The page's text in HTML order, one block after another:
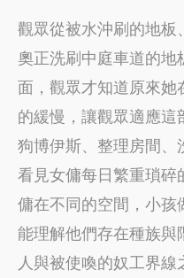
觀眾從被水沖刷的地
奧正洗刷中庭車道的
面，觀眾才知道原來
的緩慢，讓觀眾適應
狗博伊斯、整理房間、
看見女傭每日繁重瑣
傭在不同的空間，小
能理解他們存在種族
人與被使喚的奴工界